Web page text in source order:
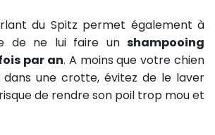
du Spitz permet également à
de ne lui faire un shampooing
par an. A moins que votre chien
une crotte, évitez de le laver
de rendre son poil trop mou et